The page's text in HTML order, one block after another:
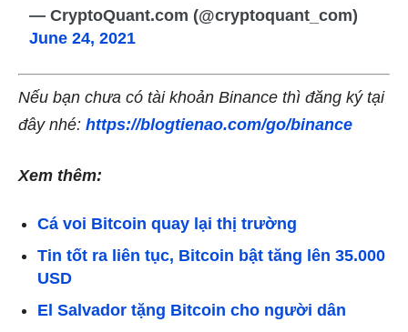
— CryptoQuant.com (@cryptoquant_com)
June 24, 2021
Nếu bạn chưa có tài khoản Binance thì đăng ký tại
đây nhé: https://blogtienao.com/go/binance
Xem thêm:
Cá voi Bitcoin quay lại thị trường
Tin tốt ra liên tục, Bitcoin bật tăng lên 35.000
USD
El Salvador tặng Bitcoin cho người dân